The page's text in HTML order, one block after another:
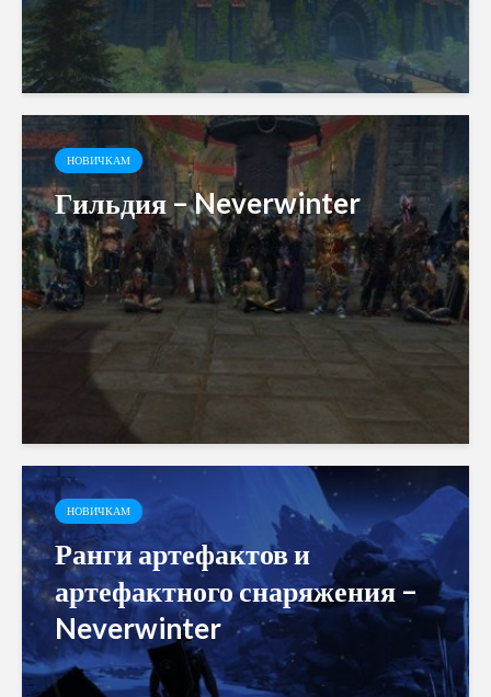
НОВИЧКАМ
Гильдия – Neverwinter
НОВИЧКАМ
Ранги артефактов и
артефактного снаряжения –
Neverwinter